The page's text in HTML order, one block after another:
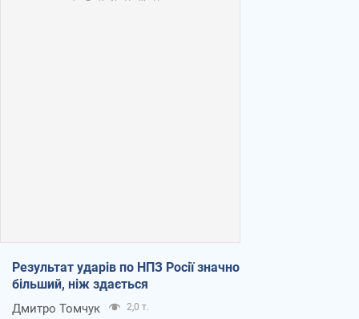
Результат ударів по НПЗ Росії значно
більший, ніж здається
Дмитро Томчук 2,0 т.